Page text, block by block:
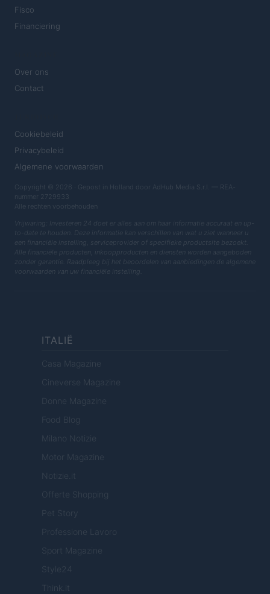
Fisco
Financiering
Over ons
Contact
Cookiebeleid
Privacybeleid
Algemene voorwaarden
Copyright © 2026 · Gepost in Holland door AdHub Media S.r.l. — REA-
nummer 2729933
Alle rechten voorbehouden
Vrijwaring: Investeren 24 doet er alles aan om haar informatie accuraat en up-
to-date te houden. Deze informatie kan verschillen van wat u ziet wanneer u
een financiële instelling, serviceprovider of specifieke productsite bezoekt.
Alle financiële producten, inkoopproducten en diensten worden aangeboden
zonder garantie. Raadpleeg bij het beoordelen van aanbiedingen de algemene
voorwaarden van uw financiële instelling.
ITALIË
Casa Magazine
Cineverse Magazine
Donne Magazine
Food Blog
Milano Notizie
Motor Magazine
Notizie.it
Offerte Shopping
Pet Story
Professione Lavoro
Sport Magazine
Style24
Think.it